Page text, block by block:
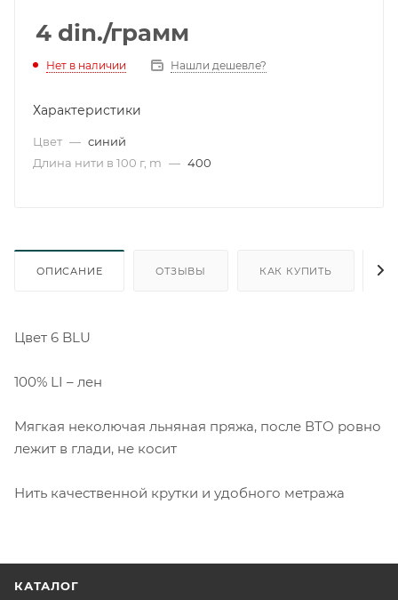
4 din./грамм
Нет в наличии Нашли дешевле?
Характеристики
Цвет — синий
Длина нити в 100 г, m — 400
ОПИСАНИЕ ОТЗЫВЫ КАК КУПИТЬ
Цвет 6 BLU
100% LI – лен
Мягкая неколючая льняная пряжа, после ВТО ровно
лежит в глади, не косит
Нить качественной крутки и удобного метража
КАТАЛОГ